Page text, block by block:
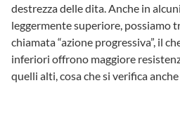
destrezza delle dita. Anche in
leggermente superiore, possiamo
chiamata “azione progressiva”, il
inferiori offrono maggiore
quelli alti, cosa che si verifica